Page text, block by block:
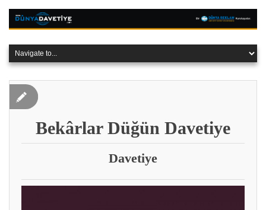
Bekârlar Düğün Davetiye
Davetiye